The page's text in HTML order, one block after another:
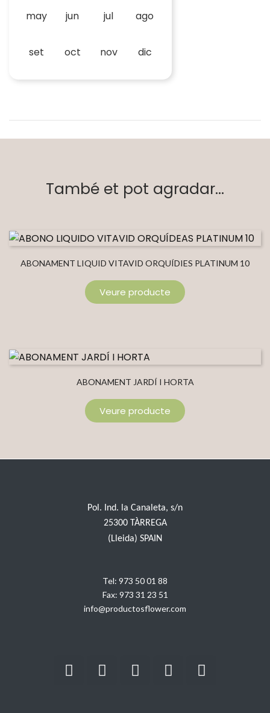
may jun jul ago
set oct nov dic
També et pot agradar...
ABONAMENT LIQUID VITAVID ORQUÍDIES PLATINUM 10
Veure producte
ABONAMENT JARDÍ I HORTA
Veure producte
Pol. Ind. la Canaleta, s/n
25300 TÀRREGA
(Lleida) SPAIN
Tel: 973 50 01 88
Fax: 973 31 23 51
info@productosflower.com